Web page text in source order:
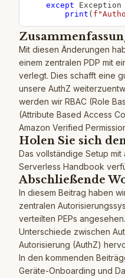
except Exception
print (
Mit diesen Änderungen
einem zentralen PDP mit
verlegt. Dies schafft eine
unsere AuthZ
werden wir RBAC (Role
(Attribute Based Access
Amazon Verified
Holen Sie sich
Das vollständige Setup
Serverless Handbook
Abschließende
In diesem Beitrag haben
zentralen
verteilten PEPs
Unterschiede zwischen
Autorisierung (AuthZ)
In den kommenden
Geräte-Onboarding und